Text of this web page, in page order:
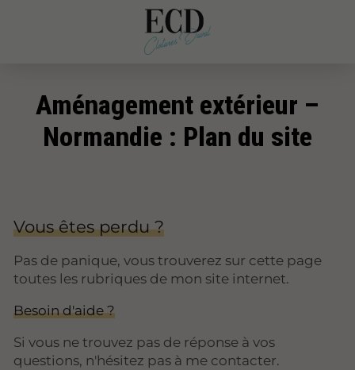
Aménagement extérieur –
Normandie : Plan du site
Vous êtes perdu ?
Pas de panique, vous trouverez sur cette page
toutes les rubriques de mon site internet.​​
Besoin d'aide ?
Si vous ne trouvez pas de réponse à vos
questions, n'hésitez pas à me contacter.